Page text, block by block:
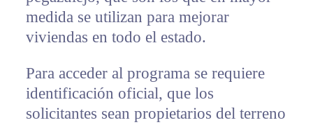
medida se utilizan para mejorar
viviendas en todo el estado.
Para acceder al programa se requiere
identificación oficial, que los
solicitantes sean propietarios del terreno